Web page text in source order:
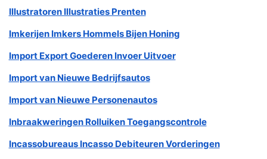
Illustratoren Illustraties Prenten
Imkerijen Imkers Hommels Bijen Honing
Import Export Goederen Invoer Uitvoer
Import van Nieuwe Bedrijfsautos
Import van Nieuwe Personenautos
Inbraakweringen Rolluiken Toegangscontrole
Incassobureaus Incasso Debiteuren Vorderingen